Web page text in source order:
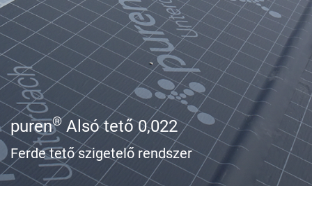
Kapcsolat-felvétel
Megoldások
Aktuális hírek
Az épület­tulajdonosok ismeretei
Letöltések
puren® Alsó tető 0,022
Ferde tető szigetelő rendszer